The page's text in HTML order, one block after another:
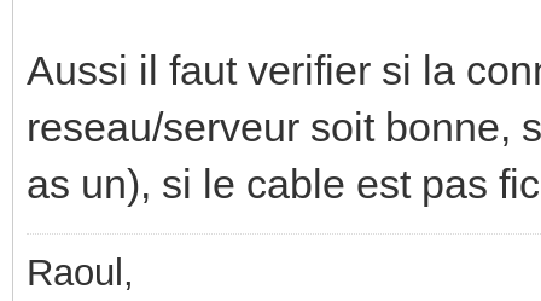
Aussi il faut verifier si la
reseau/serveur soit bonne,
as un), si le cable est pas
Raoul,